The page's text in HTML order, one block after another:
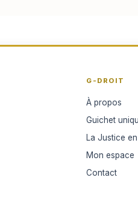
G-DROIT
À propos
Guichet
La Justice
Mon espace
Contact